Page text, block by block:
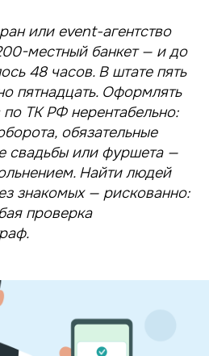
или event-агентство
местный банкет — и до
48 часов. В штате пять
пятнадцать. Оформлять
ТК РФ нерентабельно:
обязательные
свадьбы или фуршета —
Найти людей
знакомых — рискованно:
проверка